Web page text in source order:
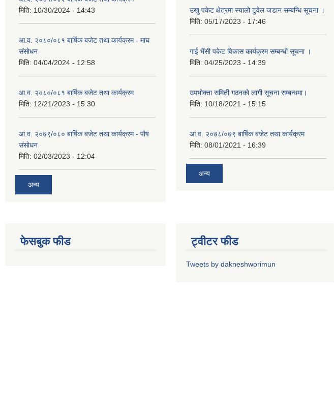
मिति: 10/30/2024 - 14:43
आ.व. २०८०/०८१ बार्षिक बजेट तथा कार्यक्रम - माघ
संसोधन
मिति: 04/04/2024 - 12:58
आ.व. २०८०/०८१ बार्षिक बजेट तथा कार्यक्रम
मिति: 12/21/2023 - 15:30
आ.व. २०७९/०८० बार्षिक बजेट तथा कार्यक्रम - पौष
संसोधन
मिति: 02/03/2023 - 12:04
अन्य
उखु पकेट क्षेत्रमा स्यालो टुवेल जडान सम्बन्धि सूचना ।
मिति: 05/17/2023 - 17:46
गाई भैंसी पकेट विकास कार्यक्रम सम्बन्धी सूचना ।
मिति: 04/25/2023 - 14:39
उपभोक्ता समिती गठनको लागी सूचना सम्बन्धमा।
मिति: 10/18/2021 - 15:15
आ.व. २०७८/०७९ बार्षिक बजेट तथा कार्यक्रम
मिति: 08/01/2021 - 16:39
अन्य
फेसबुक फीड ट्वीटर फीड
Tweets by dakneshworimun